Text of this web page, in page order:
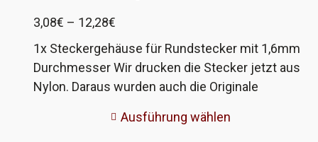
3,08€ – 12,28€
3,08€
bis
12,28€
1x Steckergehäuse für Rundstecker mit 1,6mm
Durchmesser Wir drucken die Stecker jetzt aus
Nylon. Daraus wurden auch die Originale
optionalen Crimpkontakte sind in Originalqualität
Ausführung wählen